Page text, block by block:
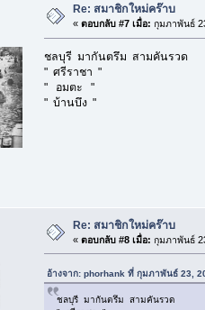
Re: สมาชิกใหม่คร๊าบ
« ตอบกลับ #7 เมื่อ: กุมภาพันธ์
ชลบุรี มากันตรึม สามคันรวด
" ศรีราชา "
" อมตะ "
" บ้านบึง "
Re: สมาชิกใหม่คร๊าบ
« ตอบกลับ #8 เมื่อ: กุมภาพันธ์
อ้างจาก: phorhank ที่ กุมภาพันธ์ 23,
ชลบุรี มากันตรึม สามคันรวด